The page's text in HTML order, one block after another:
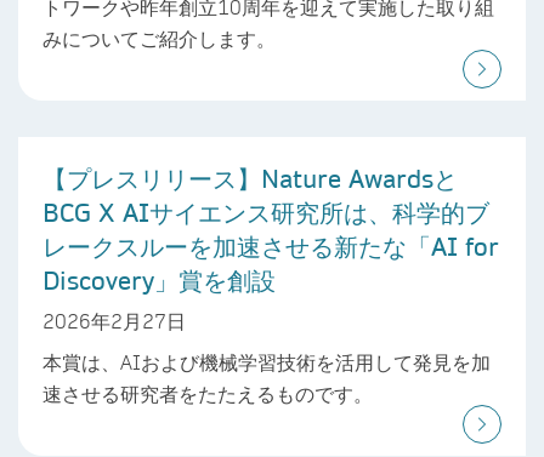
トワークや昨年創立10周年を迎えて実施した取り組
みについてご紹介します。
【プレスリリース】Nature Awardsと
BCG X AIサイエンス研究所は、科学的ブ
レークスルーを加速させる新たな「AI for
Discovery」賞を創設
2026年2月27日
本賞は、AIおよび機械学習技術を活用して発見を加
速させる研究者をたたえるものです。